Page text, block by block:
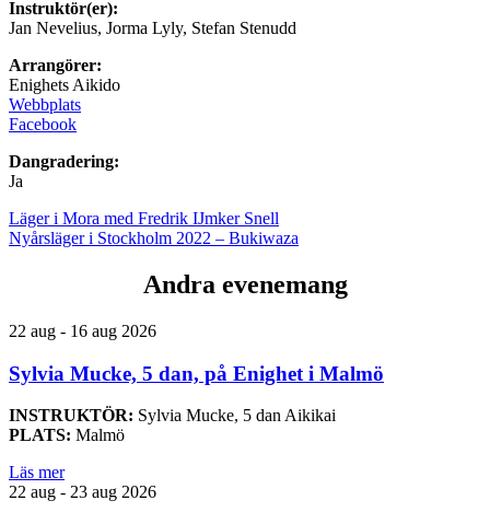
Instruktör(er):
Jan Nevelius, Jorma Lyly, Stefan Stenudd
Arrangörer:
Enighets Aikido
Webbplats
Facebook
Dangradering:
Ja
Läger i Mora med Fredrik IJmker Snell
Nyårsläger i Stockholm 2022 – Bukiwaza
Andra evenemang
22 aug - 16 aug 2026
Sylvia Mucke, 5 dan, på Enighet i Malmö
INSTRUKTÖR: Sylvia Mucke, 5 dan Aikikai
PLATS: Malmö
Läs mer
22 aug - 23 aug 2026